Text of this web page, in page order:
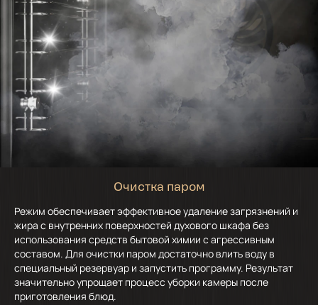
Очистка паром
Режим обеспечивает эффективное удаление загрязнений и
жира с внутренних поверхностей духового шкафа без
использования средств бытовой химии с агрессивным
составом. Для очистки паром достаточно влить воду в
специальный резервуар и запустить программу. Результат
значительно упрощает процесс уборки камеры после
приготовления блюд.